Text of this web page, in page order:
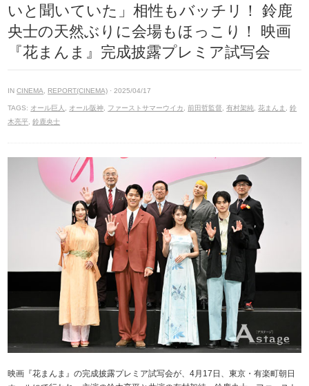
いと聞いていた」相性もバッチリ！ 鈴鹿
央士の天然ぶりに会場もほっこり！ 映画
『花まんま』完成披露プレミア試写会
INCINEMA REPORT(CINEMA) · 2025/04/17
TAGS: オール巨人 オール阪神 ファーストサマーウイカ ,前田哲監督 ,有村架純 ,花まんま ,鈴
木亮平 ,鈴鹿央士
映画『花まんま』の完成披露プレミア試写会が、4月17日、東京・有楽町朝日